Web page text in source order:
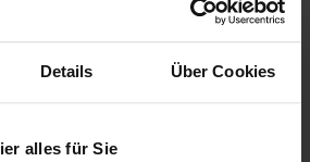
Details Über Cookies
alles für Sie
für die Zukunft?